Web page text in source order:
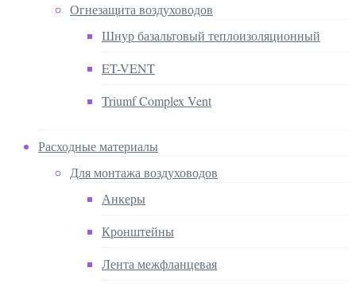
Огнезащита воздуховодов
Шнур базальтовый теплоизоляционный
ET-VENT
Triumf Complex Vent
Расходные материалы
Для монтажа воздуховодов
Анкеры
Кронштейны
Лента межфланцевая